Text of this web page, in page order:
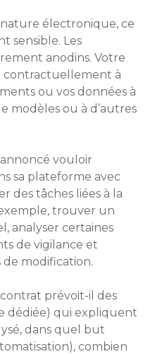
électronique, ce
sensible. Les
anodins. Votre
contractuellement à
ou vos données à
modèles ou à d’autres
vouloir
sa plateforme avec
des tâches liées à la
trouver un
analyser certaines
de vigilance et
modification.
contrat prévoit-il des
dédiée) qui expliquent
dans quel but
combien